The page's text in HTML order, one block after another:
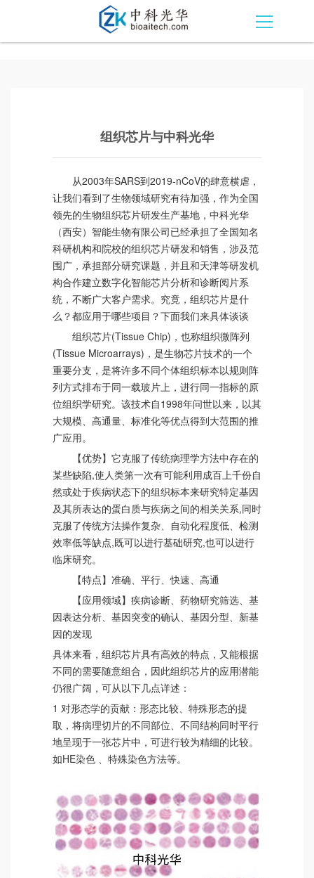
组织芯片与中科光华
从2003年SARS到2019-nCoV的肆意横虐，
让我们看到了生物领域研究有待加强，作为全国
领先的生物组织芯片研发生产基地，中科光华
（西安）智能生物有限公司已经承担了全国知名
科研机构和院校的组织芯片研发和销售，涉及范
围广，承担部分研究课题，并且和天津等研发机
构合作建立数字化智能芯片分析和诊断阅片系
统，不断广大客户需求。究竟，组织芯片是什
么？都应用于哪些项目？下面我们来具体谈谈
组织芯片(Tissue Chip)，也称组织微阵列
(Tissue Microarrays)，是生物芯片技术的一个
重要分支，是将许多不同个体组织标本以规则阵
列方式排布于同一载玻片上，进行同一指标的原
位组织学研究。该技术自1998年问世以来，以其
大规模、高通量、标准化等优点得到大范围的推
广应用。
【优势】它克服了传统病理学方法中存在的
某些缺陷,使人类第一次有可能利用成百上千份自
然或处于疾病状态下的组织标本来研究特定基因
及其所表达的蛋白质与疾病之间的相关关系,同时
克服了传统方法操作复杂、自动化程度低、检测
效率低等缺点,既可以进行基础研究,也可以进行
临床研究。
【特点】准确、平行、快速、高通
【应用领域】疾病诊断、药物研究筛选、基
因表达分析、基因突变的确认、基因分型、新基
因的发现
具体来看，组织芯片具有高效的特点，又能根据
不同的需要随意组合，因此组织芯片的应用潜能
仍很广阔，可从以下几点详述：
1 对形态学的贡献：形态比较、特殊形态的提
取，将病理切片的不同部位、不同结构同时平行
地呈现于一张芯片中，可进行较为精细的比较。
如HE染色 、特殊染色方法等。